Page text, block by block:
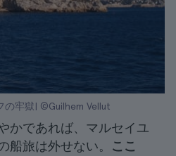
の牢獄| ©Guilhem Vellut
かであれば、マルセイユ
船旅は外せない。 ここ